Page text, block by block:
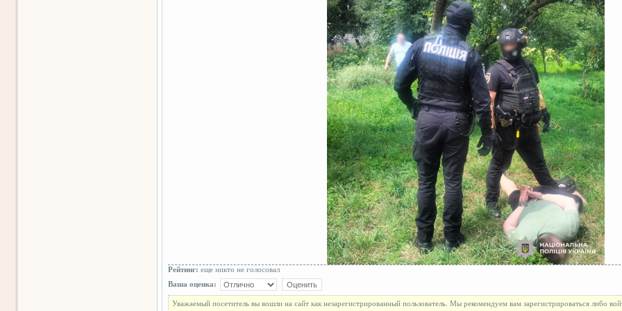
Рейтинг: еще никто не голосовал
Ваша оценка:
Уважаемый посетитель вы вошли на сайт как незарегистрированный пользователь. Мы рекомендуем вам зарегистрироваться либо